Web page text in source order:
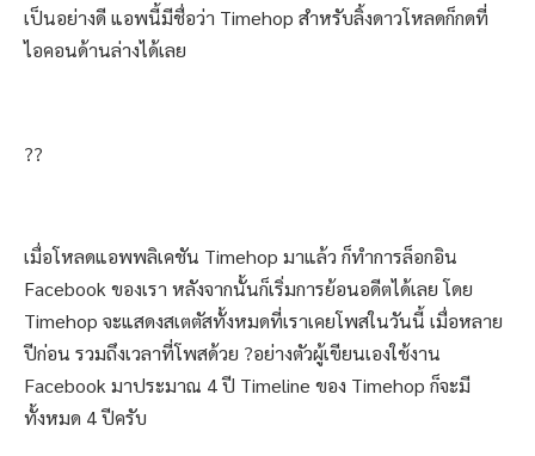
เป็นอย่างดี แอพนี้มีชื่อว่า Timehop สำหรับลิ้งดาวโหลดก็กดที่
ไอคอนด้านล่างได้เลย
??
เมื่อโหลดแอพพลิเคชัน Timehop มาแล้ว ก็ทำการล็อกอิน
Facebook ของเรา หลังจากนั้นก็เริ่มการย้อนอดีตได้เลย โดย
Timehop จะแสดงสเตตัสทั้งหมดที่เราเคยโพสในวันนี้ เมื่อหลาย
ปีก่อน รวมถึงเวลาที่โพสด้วย ?อย่างตัวผู้เขียนเองใช้งาน
Facebook มาประมาณ 4 ปี Timeline ของ Timehop ก็จะมี
ทั้งหมด 4 ปีครับ